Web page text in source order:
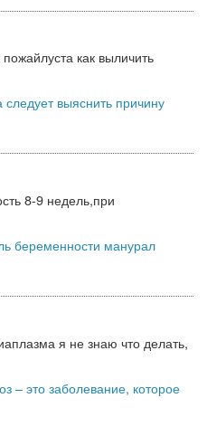
как выличить
выяснить причину
8-9 недель,при
беременности манурал
я не знаю что делать,
– это заболевание, которое